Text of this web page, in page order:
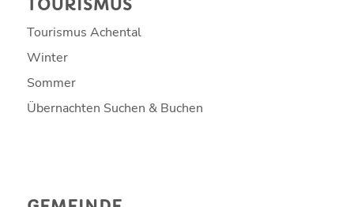
TOURISMUS
Tourismus Achental
Winter
Sommer
Übernachten Suchen & Buchen